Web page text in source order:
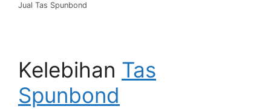
Jual Tas Spunbond
Kelebihan Tas
Spunbond